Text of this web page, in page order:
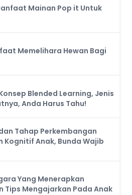
Mainan Pop it Untuk
Memelihara Hewan Bagi
Blended Learning, Jenis
Anda Harus Tahu!
Tahap Perkembangan
Kognitif Anak, Bunda Wajib
Yang Menerapkan
Tips Mengajarkan Pada Anak